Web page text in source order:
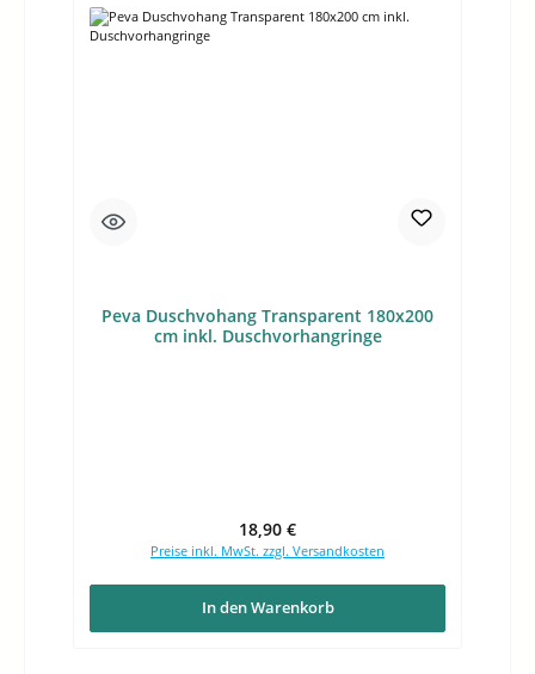
Peva Duschvohang Transparent 180x200
cm inkl. Duschvorhangringe
Regulärer Preis:
18,90 €
Preise inkl. MwSt. zzgl. Versandkosten
In den Warenkorb